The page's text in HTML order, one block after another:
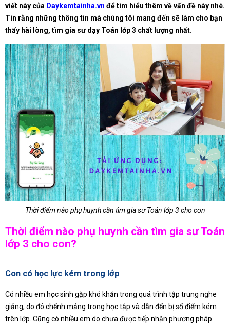
viết này của Daykemtainha.vn để tìm hiểu thêm về vấn đề này nhé.
Tin rằng những thông tin mà chúng tôi mang đến sẽ làm cho bạn
thấy hài lòng, tìm gia sư dạy Toán lớp 3 chất lượng nhất.
Thời điểm nào phụ huynh cần tìm gia sư Toán lớp 3 cho con
Thời điểm nào phụ huynh cần tìm gia sư Toán
lớp 3 cho con?
Con có học lực kém trong lớp
Có nhiều em học sinh gặp khó khăn trong quá trình tập trung nghe
giảng, do đó chểnh mảng trong học tập và dẫn đến bị số điểm kém
trên lớp. Cũng có nhiều em do chưa được tiếp nhận phương pháp